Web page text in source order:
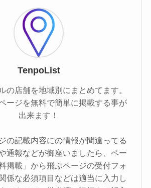
TenpoList
の店舗を地域別にまとめてます。
ージを無料で簡単に掲載する事が
出来ます！
の記載内容にの情報が間違ってる
通報などが御座いましたら、ペー
掲載」から飛ぶページの受付フォ
係な必須項目などは適当に入力し